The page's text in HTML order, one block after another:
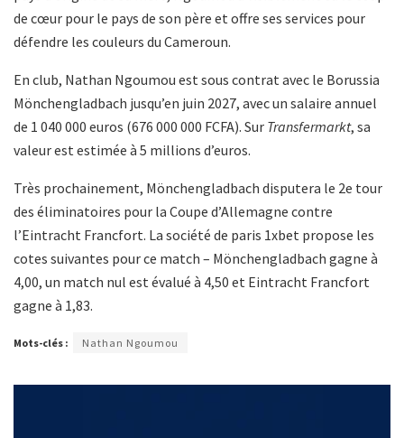
de cœur pour le pays de son père et offre ses services pour
défendre les couleurs du Cameroun.
En club, Nathan Ngoumou est sous contrat avec le Borussia
Mönchengladbach jusqu’en juin 2027, avec un salaire annuel
de 1 040 000 euros (676 000 000 FCFA). Sur Transfermarkt, sa
valeur est estimée à 5 millions d’euros.
Très prochainement, Mönchengladbach disputera le 2e tour
des éliminatoires pour la Coupe d’Allemagne contre
l’Eintracht Francfort. La société de paris 1xbet propose les
cotes suivantes pour ce match – Mönchengladbach gagne à
4,00, un match nul est évalué à 4,50 et Eintracht Francfort
gagne à 1,83.
Mots-clés : Nathan Ngoumou